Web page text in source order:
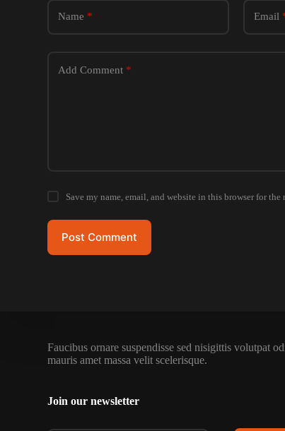
Name * Email
Add Comment *
Save my name, email, and website in this browser for the
Post Comment
Faucibus ornare suspendisse sed nisigittis volutpat
mauris amet massa velit scelerisque.
Join our newsletter